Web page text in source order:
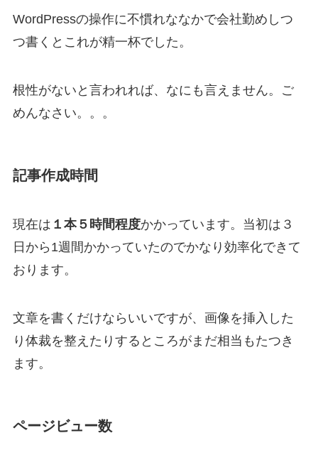
WordPressの操作に不慣れななかで会社勤めしつ
つ書くとこれが精一杯でした。
根性がないと言われれば、なにも言えません。ご
めんなさい。。。
記事作成時間
現在は １本５時間程度かかっています。当初は３
日から1週間かかっていたのでかなり効率化できて
おります。
文章を書くだけならいいですが、画像を挿入した
り体裁を整えたりするところがまだ相当もたつき
ます。
ページビュー数